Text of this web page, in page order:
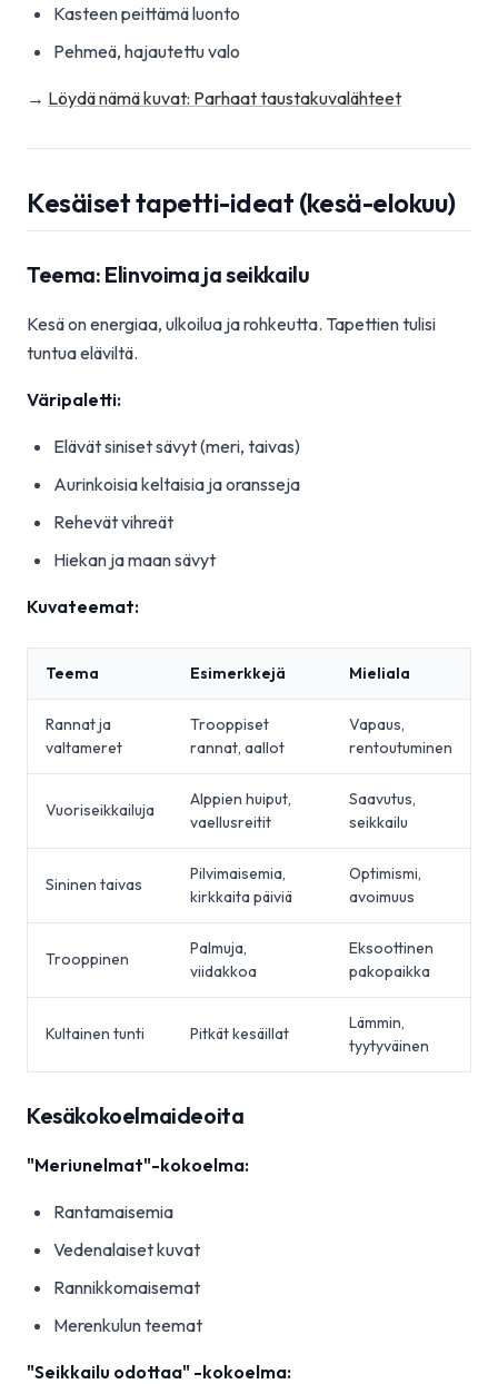
Kasteen peittämä luonto
Pehmeä, hajautettu valo
→ Löydä nämä kuvat: Parhaat taustakuvalähteet
Kesäiset tapetti-ideat (kesä-elokuu)
Teema: Elinvoima ja seikkailu
Kesä on energiaa, ulkoilua ja rohkeutta. Tapettien tulisi
tuntua eläviltä.
Väripaletti:
Elävät siniset sävyt (meri, taivas)
Aurinkoisia keltaisia ja oransseja
Rehevät vihreät
Hiekan ja maan sävyt
Kuvateemat:
Teema Esimerkkejä Mieliala
Rannat ja
valtameret
Trooppiset
rannat, aallot
Vapaus,
rentoutuminen
Vuoriseikkailuja
Alppien huiput,
vaellusreitit
Saavutus,
seikkailu
Sininen taivas
Pilvimaisemia,
kirkkaita päiviä
Optimismi,
avoimuus
Trooppinen
Palmuja,
viidakkoa
Eksoottinen
pakopaikka
Kultainen tunti Pitkät kesäillat
Lämmin,
tyytyväinen
Kesäkokoelmaideoita
"Meriunelmat"-kokoelma:
Rantamaisemia
Vedenalaiset kuvat
Rannikkomaisemat
Merenkulun teemat
"Seikkailu odottaa" -kokoelma: